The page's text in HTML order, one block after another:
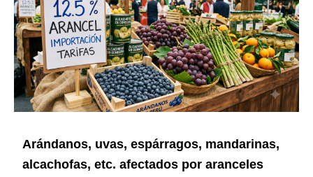
Arándanos, uvas, espárragos, mandarinas,
alcachofas, etc. afectados por aranceles